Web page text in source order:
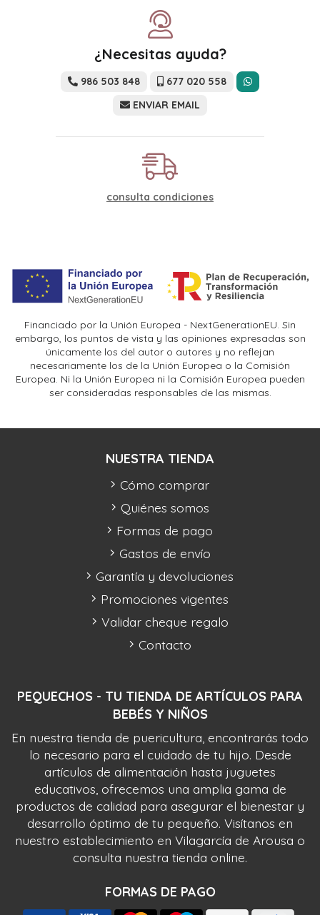
¿Necesitas ayuda?
986 503 848
677 020 558
ENVIAR EMAIL
consulta condiciones
Financiado por la Unión Europea - NextGenerationEU. Sin
embargo, los puntos de vista y las opiniones expresadas son
únicamente los del autor o autores y no reflejan
necesariamente los de la Unión Europea o la Comisión
Europea. Ni la Unión Europea ni la Comisión Europea pueden
ser consideradas responsables de las mismas.
PEQUECHOS - TU TIENDA DE ARTÍCULOS PARA
BEBÉS Y NIÑOS
En nuestra tienda de puericultura, encontrarás todo
lo necesario para el cuidado de tu hijo. Desde
artículos de alimentación hasta juguetes
educativos, ofrecemos una amplia gama de
productos de calidad para asegurar el bienestar y
desarrollo óptimo de tu pequeño. Visítanos en
nuestro establecimiento en Vilagarcía de Arousa o
consulta nuestra tienda online.
FORMAS DE PAGO
NUESTRA TIENDA
Cómo comprar
Quiénes somos
Formas de pago
Gastos de envío
Garantía y devoluciones
Promociones vigentes
Validar cheque regalo
Contacto